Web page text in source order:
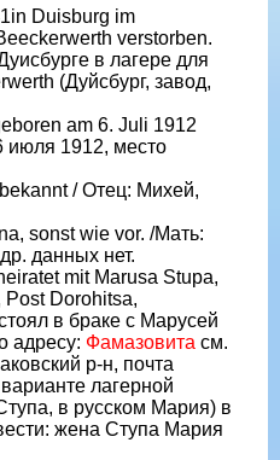
Duisburg im
verstorben.
в лагере для
(Дуйсбург, завод,
am 6. Juli 1912
июля 1912, место
/ Отец: Михей,
sonst wie vor. /Мать:
данных нет.
mit Marusa Stupa,
Dorohitsa,
в браке с Марусей
адресу: Фамазовита см.
р-н, почта
лагерной
в русском Мария) в
жена Ступа Мария